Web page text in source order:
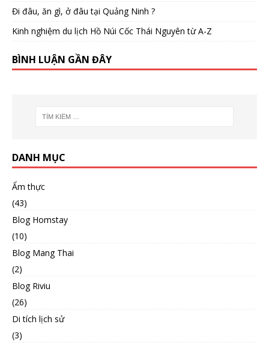
Đi đâu, ăn gì, ở đâu tại Quảng Ninh ?
Kinh nghiệm du lịch Hồ Núi Cốc Thái Nguyên từ A-Z
BÌNH LUẬN GẦN ĐÂY
DANH MỤC
Ẩm thực
(43)
Blog Homstay
(10)
Blog Mang Thai
(2)
Blog Riviu
(26)
Di tích lịch sử
(3)